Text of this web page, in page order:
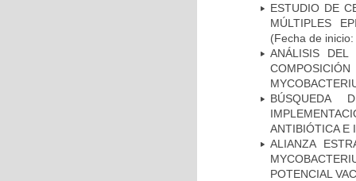
ESTUDIO DE
MÚLTIPLES
(Fecha de
ANÁLISIS DEL
BÚSQUEDA
ANTIBIÓTICA E
ALIANZA
POTENCIAL